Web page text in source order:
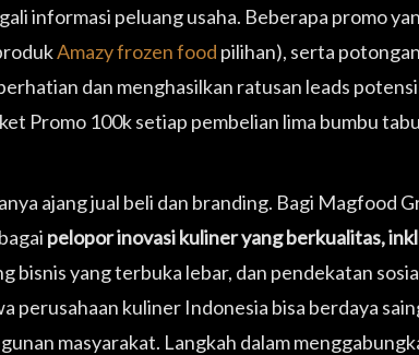
informasi peluang usaha. Beberapa promo
Amazy frozen food pilihan), serta
dan menghasilkan ratusan leads
Promo 100k setiap pembelian lima bumbu
ajang jual beli dan branding. Bagi Magfood
pelopor inovasi kuliner yang berkualitas,
bisnis yang terbuka lebar, dan pendekatan
perusahaan kuliner Indonesia bisa berdaya
masyarakat. Langkah dalam